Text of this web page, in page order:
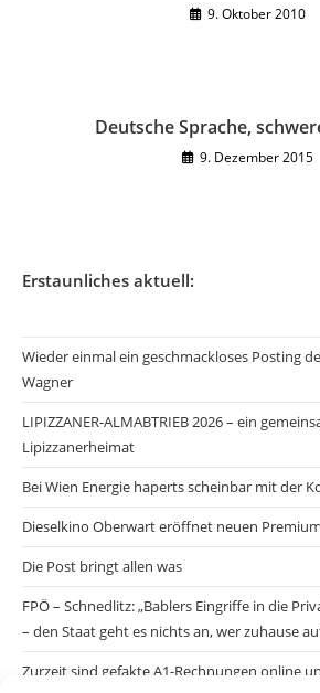
9. Oktober 2010
Deutsche Sprache,
9. Dezember 2015
Erstaunliches aktuell:
Wieder einmal ein geschmackloses Posting
Wagner
LIPIZZANER-ALMABTRIEB 2026 – ein
Lipizzanerheimat
Bei Wien Energie haperts scheinbar mit der
Dieselkino Oberwart eröffnet neuen
Die Post bringt allen was
FPÖ – Schnedlitz: „Bablers Eingriffe in die
– den Staat geht es nichts an, wer zuhause
Zurzeit sind gefakte A1-Rechnungen online